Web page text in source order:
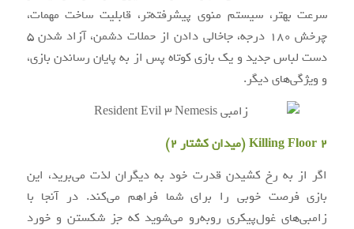
سرعت بهتر، سیستم منوی پیشرفته‌تر، قابلیت ساخت مهمات،
چرخش ۱۸۰ درجه، جاخالی دادن از حملات دشمن، آزاد شدن ۵
دست لباس جدید و یک بازی کوتاه پس از به پایان رساندن بازی،
و ویژگی‌های دیگر.
Killing Floor 2 (میدان کشتار ۲)
اگر از به رخ کشیدن قدرت خود به دیگران لذت می‌برید، این
بازی فرصت خوبی را برای شما فراهم می‌کند. در آنجا با
زامبی‌های غول‌پیکری روبه‌رو می‌شوید که جز شکستن و خورد